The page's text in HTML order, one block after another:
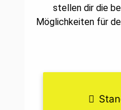
stellen dir die
Möglichkeiten für